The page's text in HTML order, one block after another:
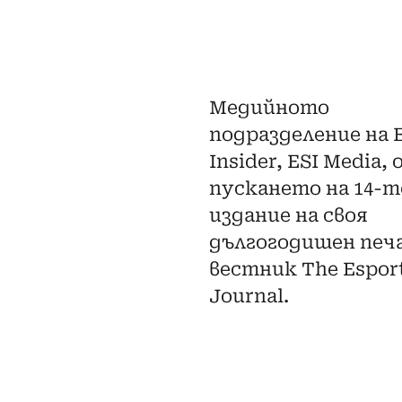
Медийното
подразделение на
Insider, ESI Media,
пускането на 14-
издание на своя
дългогодишен
вестник The
Journal.